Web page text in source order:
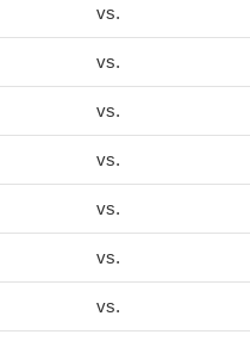
vs.
vs.
vs.
vs.
vs.
vs.
vs.